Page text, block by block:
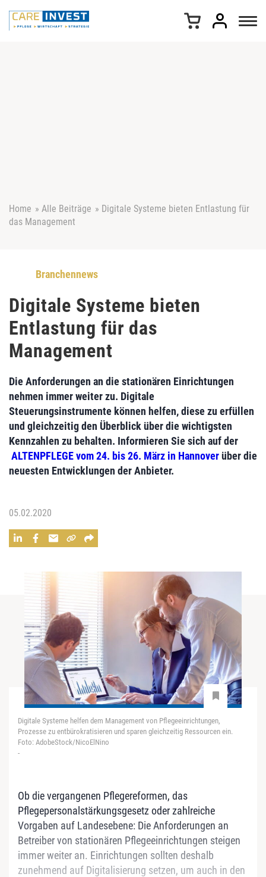
Home » Alle Beiträge » Digitale Systeme bieten Entlastung für
das Management
Branchennews
Digitale Systeme bieten
Entlastung für das
Management
Die Anforderungen an die stationären Einrichtungen
nehmen immer weiter zu. Digitale
Steuerungsinstrumente können helfen, diese zu erfüllen
und gleichzeitig den Überblick über die wichtigsten
Kennzahlen zu behalten. Informieren Sie sich auf der
ALTENPFLEGE vom 24. bis 26. März in Hannoverüber die
neuesten Entwicklungen der Anbieter.
05.02.2020
Digitale Systeme helfen dem Management von Pflegeeinrichtungen,
Prozesse zu entbürokratisieren und sparen gleichzeitig Ressourcen ein.
Foto: AdobeStock/NicoElNino
-
Ob die vergangenen Pflegereformen, das
Pflegepersonalstärkungsgesetz oder zahlreiche
Vorgaben auf Landesebene: Die Anforderungen an
Betreiber von stationären Pflegeeinrichtungen steigen
immer weiter an. Einrichtungen sollten deshalb
zunehmend auf Digitalisierung setzen, um auch in den